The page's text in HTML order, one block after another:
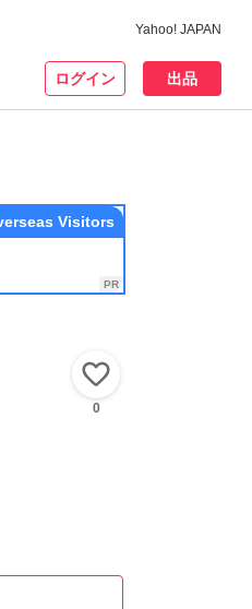
Yahoo! JAPAN
ログイン 出品
Visitors
0